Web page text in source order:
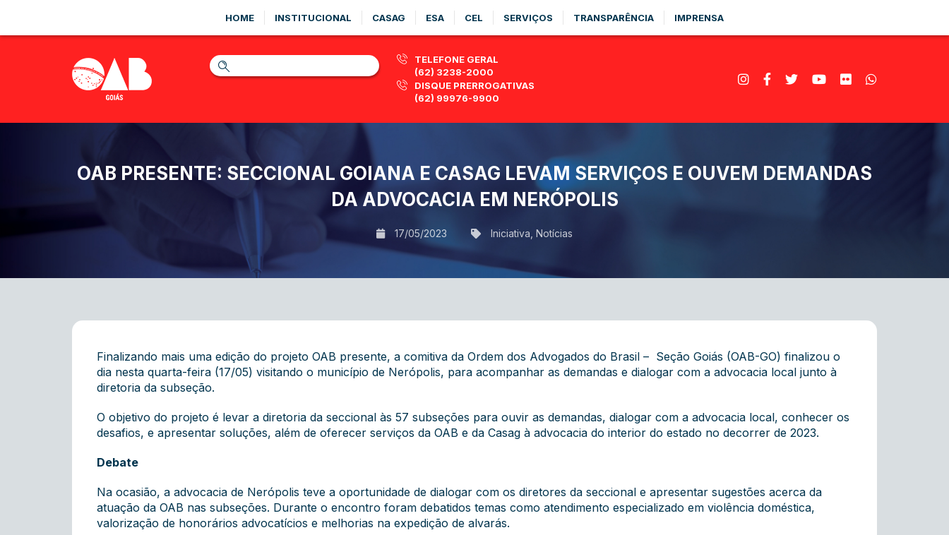
HOME INSTITUCIONAL CASAG ESA CEL SERVIÇOS TRANSPARÊNCIA IMPRENSA
TELEFONE GERAL
(62) 3238-2000
DISQUE PRERROGATIVAS
(62) 99976-9900
OAB PRESENTE: SECCIONAL GOIANA E CASAG LEVAM SERVIÇOS E OUVEM DEMANDAS
DA ADVOCACIA EM NERÓPOLIS
17/05/2023 Iniciativa Notícias
Finalizando mais uma edição do projeto OAB presente, a comitiva da Ordem dos Advogados do Brasil – Seção Goiás (OAB-GO) finalizou o
dia nesta quarta-feira (17/05) visitando o município de Nerópolis, para acompanhar as demandas e dialogar com a advocacia local junto à
diretoria da subseção.
O objetivo do projeto é levar a diretoria da seccional às 57 subseções para ouvir as demandas, dialogar com a advocacia local, conhecer os
desafios, e apresentar soluções, além de oferecer serviços da OAB e da Casag à advocacia do interior do estado no decorrer de 2023.
Debate
Na ocasião, a advocacia de Nerópolis teve a oportunidade de dialogar com os diretores da seccional e apresentar sugestões acerca da
atuação da OAB nas subseções. Durante o encontro foram debatidos temas como atendimento especializado em violência doméstica,
valorização de honorários advocatícios e melhorias na expedição de alvarás.